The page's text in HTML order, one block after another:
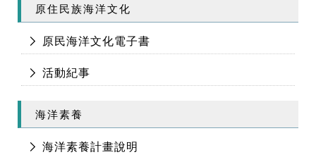
原住民族海洋文化
原民海洋文化電子書
活動紀事
海洋素養
海洋素養計畫說明